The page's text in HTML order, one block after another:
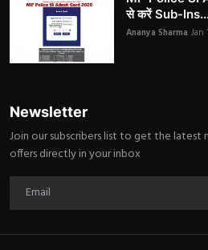
से करें Sub-
Ananya Sharma Jan
Newsletter
Join our subscribers list to get the latest
offers directly in your inbox